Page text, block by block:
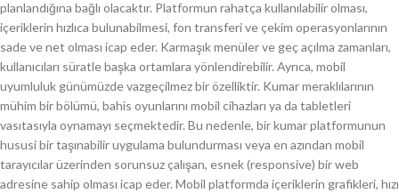
planlandığına bağlı olacaktır. Platformun rahatça kullanılabilir olması,
içeriklerin hızlıca bulunabilmesi, fon transferi ve çekim operasyonlarının
sade ve net olması icap eder. Karmaşık menüler ve geç açılma zamanları,
kullanıcıları süratle başka ortamlara yönlendirebilir. Ayrıca, mobil
uyumluluk günümüzde vazgeçilmez bir özelliktir. Kumar meraklılarının
mühim bir bölümü, bahis oyunlarını mobil cihazları ya da tabletleri
vasıtasıyla oynamayı seçmektedir. Bu nedenle, bir kumar platformunun
hususi bir taşınabilir uygulama bulundurması veya en azından mobil
tarayıcılar üzerinden sorunsuz çalışan, esnek (responsive) bir web
adresine sahip olması icap eder. Mobil platformda içeriklerin grafikleri, hızı